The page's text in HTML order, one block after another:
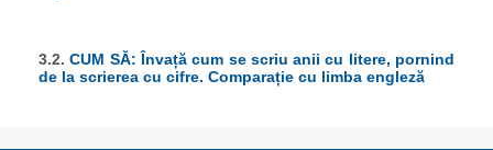
3.2.CUM SĂ: Învață cum se scriu anii cu litere, pornind
de la scrierea cu cifre. Comparație cu limba engleză